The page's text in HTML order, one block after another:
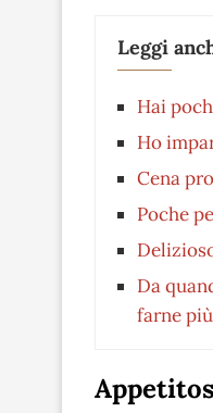
Leggi
Hai
Ho
Cena
Poche
Da
farne